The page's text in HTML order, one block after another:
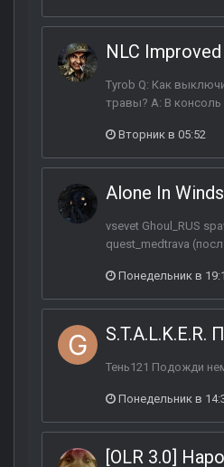
NLC Improved
Tyrob Q: Как
травы? A: В консоль
Вторник в 05:52
Alone In
vsevet Ghoul_RUS
quest_medtrava
Понедельник в
Тень121 Подожди
Понедельник в
[OLR 3.0]